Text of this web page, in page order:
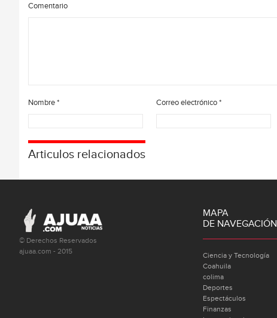
Comentario
Nombre* Correo electrónico*
Articulos relacionados
© Derechos Reservados
ajuaa.com - 2015
MAPA
DE NAVEGACIÓN
Ciencia y Tecnología
Coahuila
colima
Deportes
Espectáculos
Finanzas